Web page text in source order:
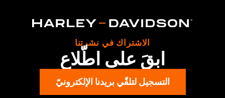
الاشتراك في نشرتنا
ابقَ على اطّلاع
التسجيل لتلقّي بريدنا الإلكترونيّ